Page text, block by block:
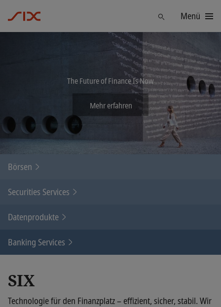
FindenMenü
The Future of Finance Is Now
Mehr erfahren
Börsen
Securities Services
Datenprodukte
Banking Services
SIX
Technologie für den Finanzplatz – effizient, sicher, stabil. Wir